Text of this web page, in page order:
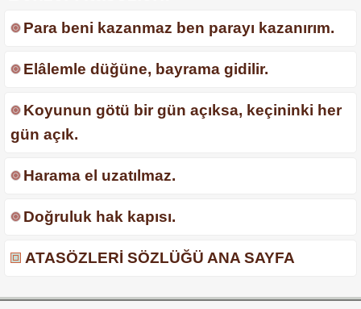
Para beni kazanmaz ben parayı kazanırım.
Elâlemle düğüne, bayrama gidilir.
Koyunun götü bir gün açıksa, keçininki her
gün açık.
Harama el uzatılmaz.
Doğruluk hak kapısı.
ATASÖZLERİ SÖZLÜĞÜ ANA SAYFA